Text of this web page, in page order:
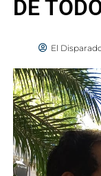
DE
El